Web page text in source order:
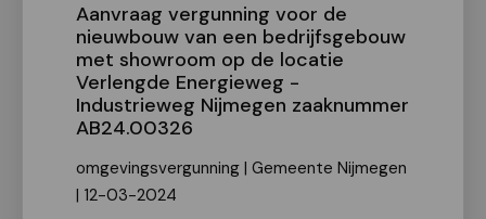
Aanvraag vergunning voor de
nieuwbouw van een bedrijfsgebouw
met showroom op de locatie
Verlengde Energieweg -
Industrieweg Nijmegen zaaknummer
AB24.00326
omgevingsvergunning | Gemeente Nijmegen
| 12-03-2024